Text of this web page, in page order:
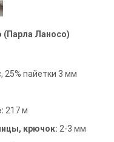
(Парла Ланосо)
25% пайетки 3 мм
217 м
крючок: 2-3 мм